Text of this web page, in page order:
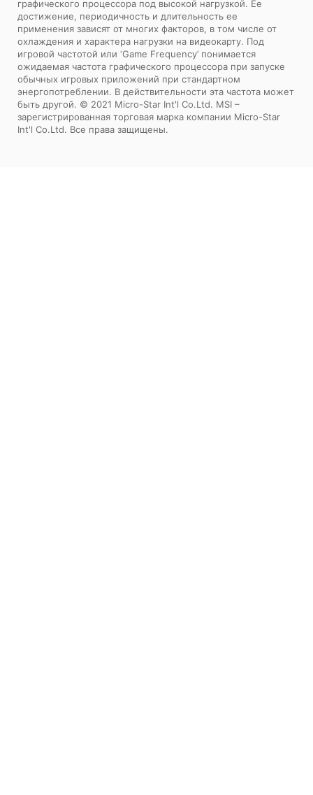
графического процессора под высокой нагрузкой. Ее
достижение, периодичность и длительность ее
применения зависят от многих факторов, в том числе от
охлаждения и характера нагрузки на видеокарту. Под
игровой частотой или ‘Game Frequency’ понимается
ожидаемая частота графического процессора при запуске
обычных игровых приложений при стандартном
энергопотреблении. В действительности эта частота может
быть другой. © 2021 Micro-Star Int'l Co.Ltd. MSI –
зарегистрированная торговая марка компании Micro-Star
Int'l Co.Ltd. Все права защищены.